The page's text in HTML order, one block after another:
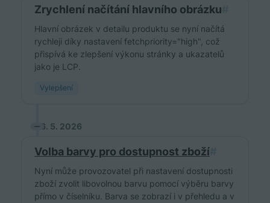
Zrychlení načítání hlavního obrázku
Hlavní obrázek v detailu produktu se nyní načítá
rychleji díky nastavení fetchpriority="high", což
přispívá ke zlepšení výkonu stránky a ukazatelů
jako je LCP.
Vylepšení
6. 5. 2026
Volba barvy pro dostupnost zboží
Nyní může provozovatel při nastavení dostupnosti
zboží zvolit libovolnou barvu pomocí výběru barvy
přímo v číselníku. Barva se zobrazí i v přehledu a v